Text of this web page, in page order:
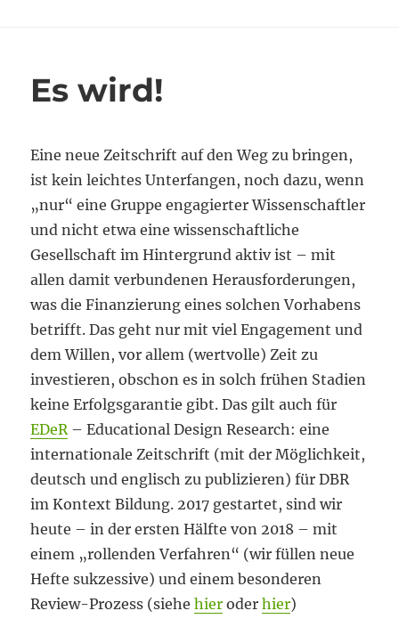
Es wird!
Eine neue Zeitschrift auf den Weg zu bringen,
ist kein leichtes Unterfangen, noch dazu, wenn
„nur“ eine Gruppe engagierter Wissenschaftler
und nicht etwa eine wissenschaftliche
Gesellschaft im Hintergrund aktiv ist – mit
allen damit verbundenen Herausforderungen,
was die Finanzierung eines solchen Vorhabens
betrifft. Das geht nur mit viel Engagement und
dem Willen, vor allem (wertvolle) Zeit zu
investieren, obschon es in solch frühen Stadien
keine Erfolgsgarantie gibt. Das gilt auch für
EDeR– Educational Design Research: eine
internationale Zeitschrift (mit der Möglichkeit,
deutsch und englisch zu publizieren) für DBR
im Kontext Bildung. 2017 gestartet, sind wir
heute – in der ersten Hälfte von 2018 – mit
einem „rollenden Verfahren“ (wir füllen neue
Hefte sukzessive) und einem besonderen
Review-Prozess (siehehier oderhier)